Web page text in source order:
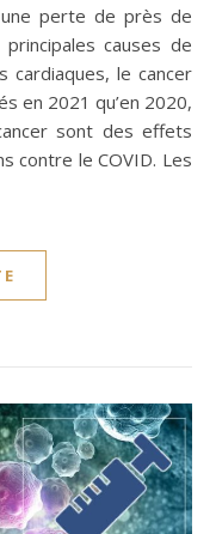
perte de près de
causes de
cardiaques, le cancer
en 2021 qu’en 2020,
sont des effets
contre le COVID. Les